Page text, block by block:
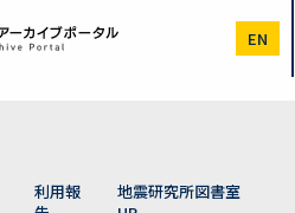
EN
利用報
地震研究所図書室